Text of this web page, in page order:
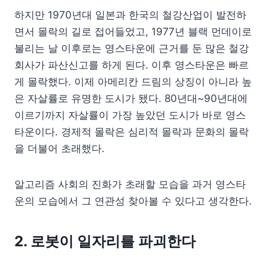
하지만 1970년대 일본과 한국의 철강산업이 발전하
면서 몰락의 길로 접어들었고, 1977년 블랙 먼데이로
불리는 날 이후로는 영스타운에 근거를 둔 많은 철강
회사가 파산신고를 하게 된다. 이후 영스타운은 빠르
게 몰락했다. 이제 아메리칸 드림의 상징이 아니라 높
은 자살률로 유명한 도시가 됐다. 80년대~90년대에
이르기까지 자살률이 가장 높았던 도시가 바로 영스
타운이다. 경제적 몰락은 심리적 몰락과 문화의 몰락
을 더불어 초래했다.
알고리즘 사회의 진화가 초래할 모습을 과거 영스타
운의 모습에서 그 연관성 찾아볼 수 있다고 생각한다.
2. 로봇이 일자리를 파괴한다